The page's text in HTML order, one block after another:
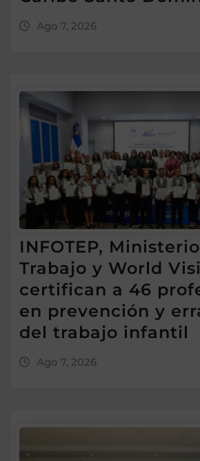
Ago 7, 2026
INFOTEP,
Trabajo y World
certifican a 46
en prevención y
del trabajo infantil
Ago 7, 2026